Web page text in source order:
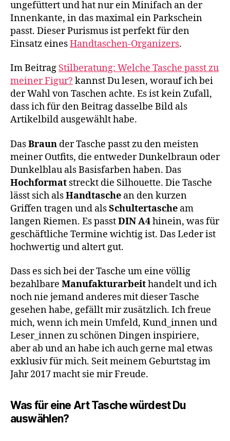
ungefüttert und hat nur ein Minifach an der
Innenkante, in das maximal ein Parkschein
passt. Dieser Purismus ist perfekt für den
Einsatz einesHandtaschen-Organizers.
Im Beitrag Stilberatung: Welche Tasche passt zu
meiner Figur? kannst Du lesen, worauf ich bei
der Wahl von Taschen achte. Es ist kein Zufall,
dass ich für den Beitrag dasselbe Bild als
Artikelbild ausgewählt habe.
DasBraun der Tasche passt zu den meisten
meiner Outfits, die entweder Dunkelbraun oder
Dunkelblau als Basisfarben haben. Das
Hochformat streckt die Silhouette. Die Tasche
lässt sich alsHandtasche an den kurzen
Griffen tragen und alsSchultertasche am
langen Riemen. Es passtDIN A4hinein, was für
geschäftliche Termine wichtig ist. Das Leder ist
hochwertig und altert gut.
Dass es sich bei der Tasche um eine völlig
bezahlbare Manufakturarbeithandelt und ich
noch nie jemand anderes mit dieser Tasche
gesehen habe, gefällt mir zusätzlich. Ich freue
mich, wenn ich mein Umfeld, Kund_innen und
Leser_innen zu schönen Dingen inspiriere,
aber ab und an habe ich auch gerne mal etwas
exklusiv für mich. Seit meinem Geburtstag im
Jahr 2017 macht sie mir Freude.
Was für eine Art Tasche würdest Du
auswählen?